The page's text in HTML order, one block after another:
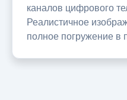
каналов цифрового
Реалистичное
полное погружение в